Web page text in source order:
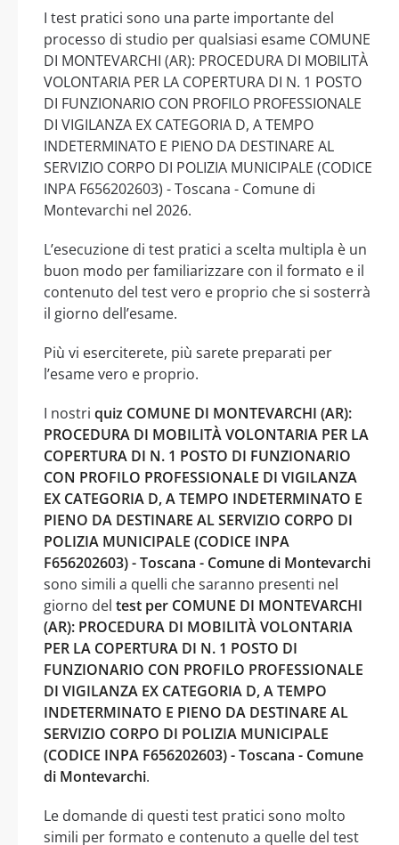
I test pratici sono una parte importante del
processo di studio per qualsiasi esame COMUNE
DI MONTEVARCHI (AR): PROCEDURA DI MOBILITÀ
VOLONTARIA PER LA COPERTURA DI N. 1 POSTO
DI FUNZIONARIO CON PROFILO PROFESSIONALE
DI VIGILANZA EX CATEGORIA D, A TEMPO
INDETERMINATO E PIENO DA DESTINARE AL
SERVIZIO CORPO DI POLIZIA MUNICIPALE (CODICE
INPA F656202603) - Toscana - Comune di
Montevarchi nel 2026.
L’esecuzione di test pratici a scelta multipla è un
buon modo per familiarizzare con il formato e il
contenuto del test vero e proprio che si sosterrà
il giorno dell’esame.
Più vi eserciterete, più sarete preparati per
l’esame vero e proprio.
I nostri quiz COMUNE DI MONTEVARCHI (AR):
PROCEDURA DI MOBILITÀ VOLONTARIA PER LA
COPERTURA DI N. 1 POSTO DI FUNZIONARIO
CON PROFILO PROFESSIONALE DI VIGILANZA
EX CATEGORIA D, A TEMPO INDETERMINATO E
PIENO DA DESTINARE AL SERVIZIO CORPO DI
POLIZIA MUNICIPALE (CODICE INPA
F656202603) - Toscana - Comune di Montevarchi
sono simili a quelli che saranno presenti nel
giorno del test per COMUNE DI MONTEVARCHI
(AR): PROCEDURA DI MOBILITÀ VOLONTARIA
PER LA COPERTURA DI N. 1 POSTO DI
FUNZIONARIO CON PROFILO PROFESSIONALE
DI VIGILANZA EX CATEGORIA D, A TEMPO
INDETERMINATO E PIENO DA DESTINARE AL
SERVIZIO CORPO DI POLIZIA MUNICIPALE
(CODICE INPA F656202603) - Toscana - Comune
di Montevarchi.
Le domande di questi test pratici sono molto
simili per formato e contenuto a quelle del test